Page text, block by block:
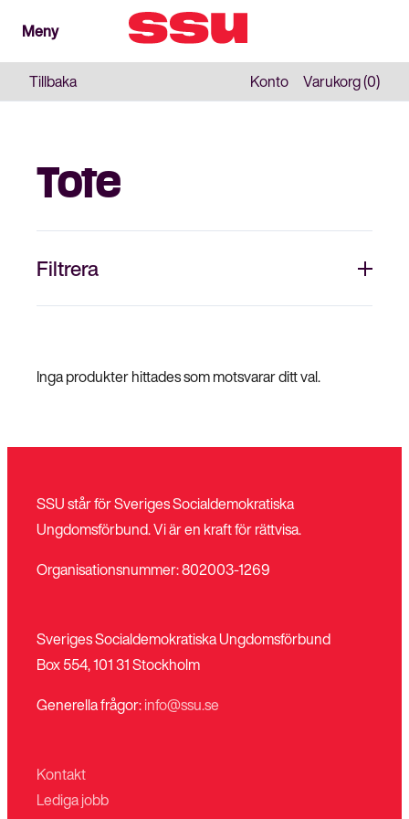
Stäng
Bli medlem
MenyMeny
Tillbaka Konto Varukorg (0)
Tote
Filtrera
Inga produkter hittades som motsvarar ditt val.
SSU står för Sveriges Socialdemokratiska
Ungdomsförbund. Vi är en kraft för rättvisa.
Organisationsnummer: 802003-1269
Sveriges Socialdemokratiska Ungdomsförbund
Box 554, 101 31 Stockholm
Generella frågor:info@ssu.se
Kontakt
Lediga jobb